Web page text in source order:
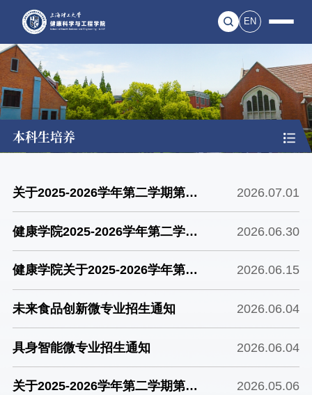
EN
本科生培养
关于2025-2026学年第二学期第二
批创新创业大作业学分认定的公示
2026.07.01
健康学院2025-2026学年第二学期
短学期上课安排
2026.06.30
健康学院关于2025-2026学年第二
学期第二批创新创业大作业学分认
定的通知
2026.06.15
未来食品创新微专业招生通知 2026.06.04
具身智能微专业招生通知 2026.06.04
关于2025-2026学年第二学期第一
2026.05.06